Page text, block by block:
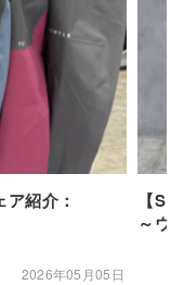
紹介：
2026年05月05日
【
～ウ